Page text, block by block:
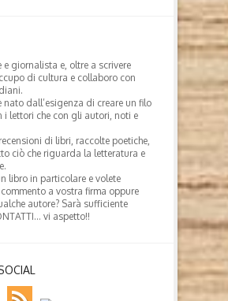
e giornalista e, oltre a scrivere
di cultura e collaboro con
nato dall’esigenza di creare un filo
i lettori che con gli autori, noti e
di libri, raccolte poetiche,
ciò che riguarda la letteratura e
libro in particolare e volete
a vostra firma oppure
autore? Sarà sufficiente
vi aspetto!!